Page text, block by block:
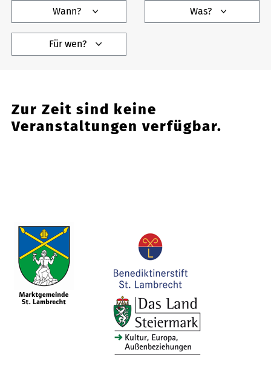
Wann? Was?
Für wen?
Zur Zeit sind keine
Veranstaltungen verfügbar.